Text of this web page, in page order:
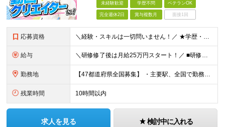
未経験歓迎 学歴不問 ベテランOK
完全週休2日 賞与複数月 面接1回
応募資格 ＼経験・スキルは一切問いません！／ ★学歴・職歴不問 ★未経験・第二新卒歓迎！ ★正社員デビューも応援します！ 【こんな方にピッタリ！】 ✓ 動画やYouTube、TikTokを見るのが好きな方 ✓
給与 ＼研修修了後は月給25万円スタート！／ ■研修修了後 月給25万円＋賞与＋インセンティブ賞与 ※残業代は別途支給 ▽研修期間▽ 【未経験者】 ▶ 月給20万円～ 【固定残業代について】
勤務地 【47都道府県全国募集】 ・主要駅、全国で勤務可能！ ・どこに住んでいても応募可能！ 【東京本社】 東京都品川区東品川5-9-2 在宅でコツコツ働きながら、長く安定して続けられます♪ 本社：〒1
残業時間 10時間以内
求人を見る 検討中に入れる